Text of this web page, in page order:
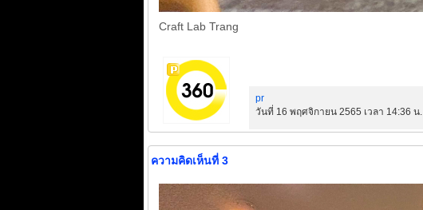
Craft Lab Trang
pr
วันที่ 16 พฤศจิกายน 2565 เวลา 14:36 น.
ความคิดเห็นที่ 3